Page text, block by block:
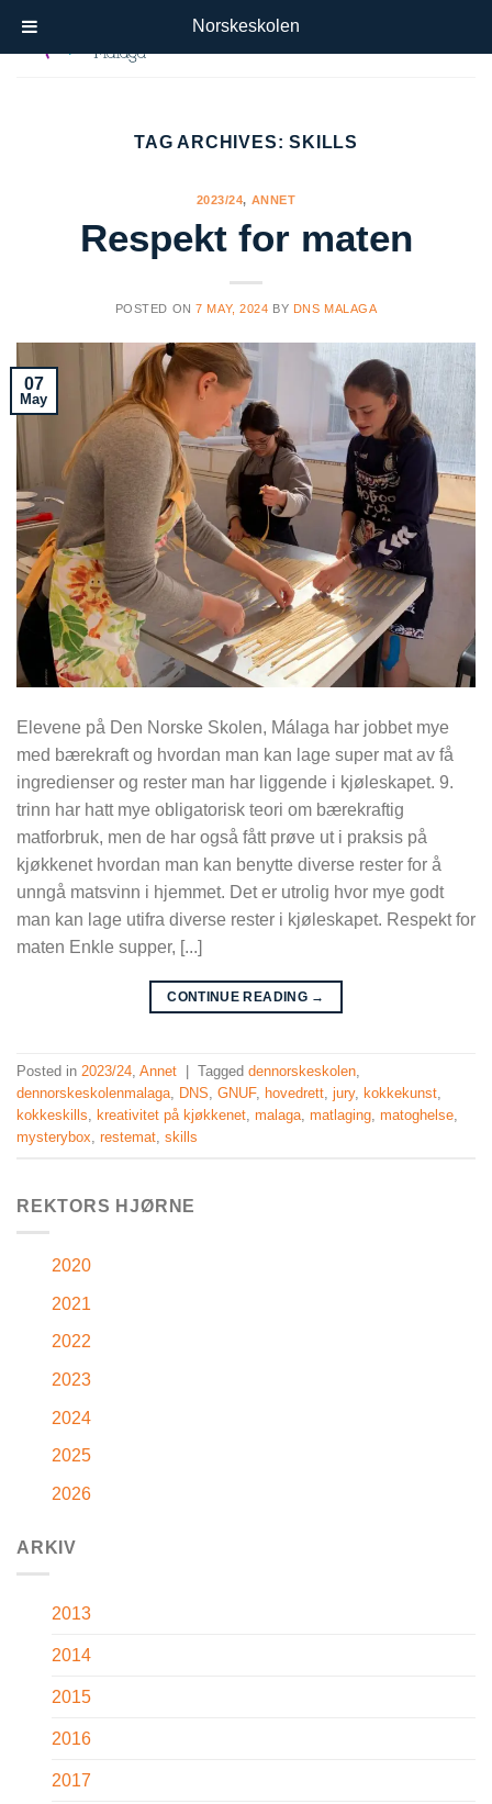
TAG ARCHIVES:SKILLS
2023/24, ANNET
Respekt for maten
POSTED ON7 MAY, 2024 BY DNS MALAGA
07
May
Elevene på Den Norske Skolen, Málaga har jobbet mye
med bærekraft og hvordan man kan lage super mat av få
ingredienser og rester man har liggende i kjøleskapet. 9.
trinn har hatt mye obligatorisk teori om bærekraftig
matforbruk, men de har også fått prøve ut i praksis på
kjøkkenet hvordan man kan benytte diverse rester for å
unngå matsvinn i hjemmet. Det er utrolig hvor mye godt
man kan lage utifra diverse rester i kjøleskapet. Respekt for
maten Enkle supper, [...]
CONTINUE READING →
Posted in 2023/24 Annet Tagged dennorskeskolen
dennorskeskolenmalaga
DNS GNUF, hovedrett jury, kokkekunst
kokkeskills
kreativitet på kjøkkenet malaga matlaging matoghelse
mysterybox restemat skills
REKTORS HJØRNE
2020
2021
2022
2023
2024
2025
2026
ARKIV
2013
2014
2015
2016
2017
Norskeskolen